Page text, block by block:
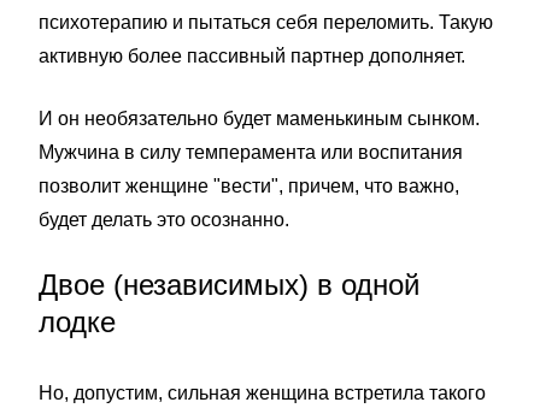
психотерапию и пытаться себя переломить. Такую
активную более пассивный партнер дополняет.
И он необязательно будет маменькиным сынком.
Мужчина в силу темперамента или воспитания
позволит женщине "вести", причем, что важно,
будет делать это осознанно.
Двое (независимых) в одной
лодке
Но, допустим, сильная женщина встретила такого